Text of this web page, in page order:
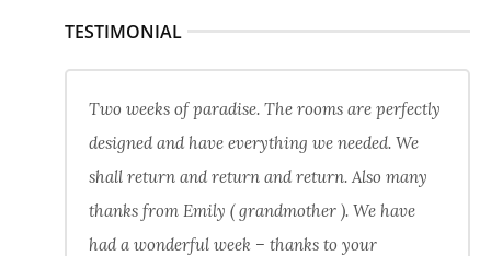
TESTIMONIAL
Two weeks of paradise. The rooms are perfectly
designed and have everything we needed. We
shall return and return and return. Also many
thanks from Emily ( grandmother ). We have
had a wonderful week – thanks to your